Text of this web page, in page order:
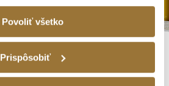
Povoliť všetko
Prispôsobiť